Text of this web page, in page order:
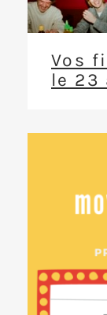
Vos
le 23